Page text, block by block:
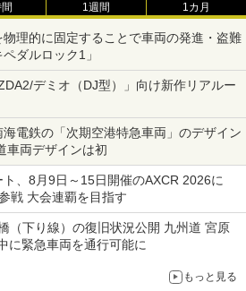
1週間 1カ月
理的に固定することで車両の発進・盗難
ダルロック1」
デミオ（DJ型）」向け新作リアルー
電鉄の「次期空港特急車両」のデザイン
車両デザインは初
、8月9日～15日開催のAXCR 2026に
戦 大会連覇を目指す
（下り線）の復旧状況公開 九州道 宮原
に緊急車両を通行可能に
もっと見る